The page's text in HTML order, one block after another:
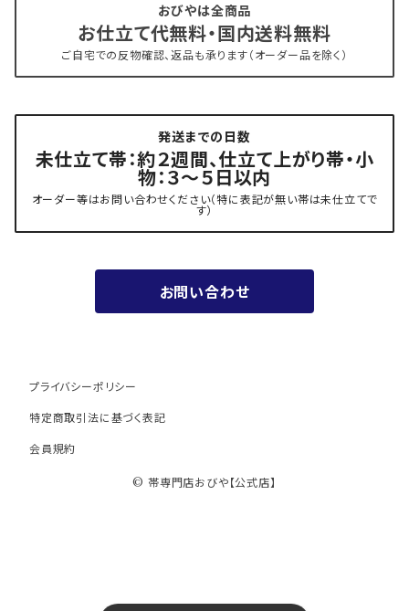
- 新古帯、中古・リサイクル帯 (メンテナンス済み)
夏用
- 振袖の帯・ママ振り・振袖用袋帯
博多織 西村織物
『marumasa.fab』丸正織物
おびやは全商品
お仕立て代無料・国内送料無料
ご自宅での反物確認、返品も承ります（オーダー品を除く）
発送までの日数
未仕立て帯：約２週間、仕立て上がり帯・小
物：３～５日以内
オーダー等はお問い合わせください（特に表記が無い帯は未仕立てで
す）
お問い合わせ
プライバシーポリシー
特定商取引法に基づく表記
会員規約
© 帯専門店おびや【公式店】